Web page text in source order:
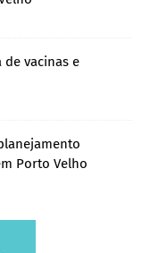
vacinas e
Porto Velho